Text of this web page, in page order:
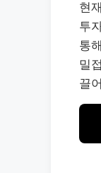
현
투
통
밀
끌